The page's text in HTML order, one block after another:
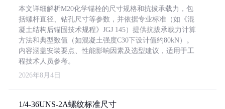
本文详细解析M20化学锚栓的尺寸规格和抗拔承载力，包
括螺杆直径、钻孔尺寸等参数，并依据专业标准（如《混
凝土结构后锚固技术规程》JGJ 145）提供抗拔承载力计算
方法和典型数值（如混凝土强度C30下设计值约80kN）。
内容涵盖安装要点、性能影响因素及选型建议，适用于工
程技术人员参考。
2026年8月4日
1/4-36UNS-2A螺纹标准尺寸